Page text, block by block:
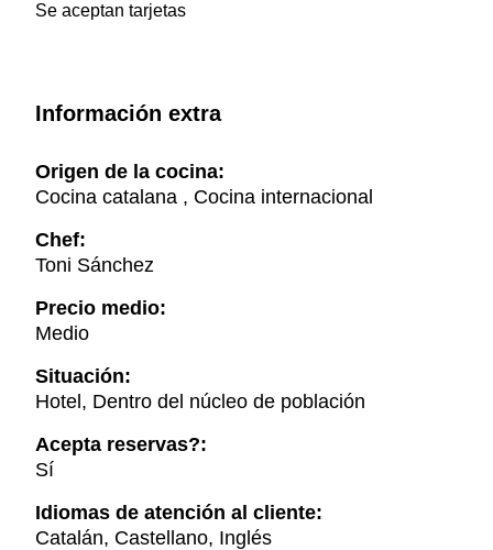
Se aceptan tarjetas
Información extra
Origen de la cocina:
Cocina catalana , Cocina internacional
Chef:
Toni Sánchez
Precio medio:
Medio
Situación:
Hotel, Dentro del núcleo de población
Acepta reservas?:
Sí
Idiomas de atención al cliente:
Catalán, Castellano, Inglés